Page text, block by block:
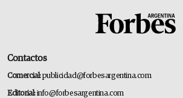
Contactos
Comercial:publicidad@forbesargentina.com
Editorial:info@forbesargentina.com